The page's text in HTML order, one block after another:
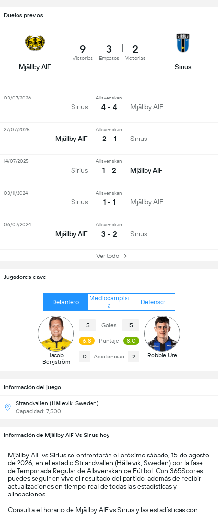
Jugadores clave
Delantero
Mediocampist
a
Defensor
Jacob
Bergström
5 Goles 15
6.8 Puntaje 8.0
0 Asistencias 2 Robbie Ure
Información del juego
Strandvallen (Hällevik, Sweden)
Capacidad: 7,500
Duelos previos
Mjällby AIF
9
Victorias
3
Empates
2
Victorias
Sirius
Sirius
Allsvenskan
4 - 4 Mjällby AIF
03/07/2026
Mjällby AIF
Allsvenskan
2 - 1 Sirius
27/07/2025
Sirius
Allsvenskan
1 - 2 Mjällby AIF
14/07/2025
Sirius
Allsvenskan
1 - 1 Mjällby AIF
03/11/2024
Mjällby AIF
Allsvenskan
3 - 2 Sirius
06/07/2024
Ver todo
Información de Mjällby AIF Vs Sirius hoy
Mjällby AIFvsSiriusse enfrentarán el próximo sábado, 15 de agosto
de 2026, en el estadio Strandvallen (Hällevik, Sweden) por la fase
de Temporada Regular deAllsvenskan de Fútbol . Con 365Scores
puedes seguir en vivo el resultado del partido, además de recibir
actualizaciones en tiempo real de todas las estadísticas y
alineaciones.
Consulta el horario de Mjällby AIF vs Sirius y las estadísticas con